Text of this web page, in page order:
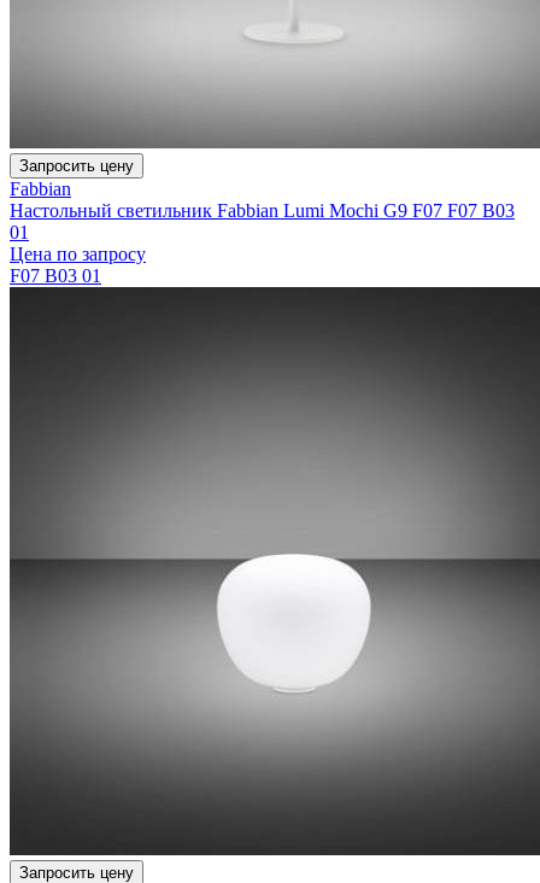
Запросить цену
Fabbian
Настольный светильник Fabbian Lumi Mochi G9 F07 F07 B03
01
Цена по запросу
F07 B03 01
Запросить цену